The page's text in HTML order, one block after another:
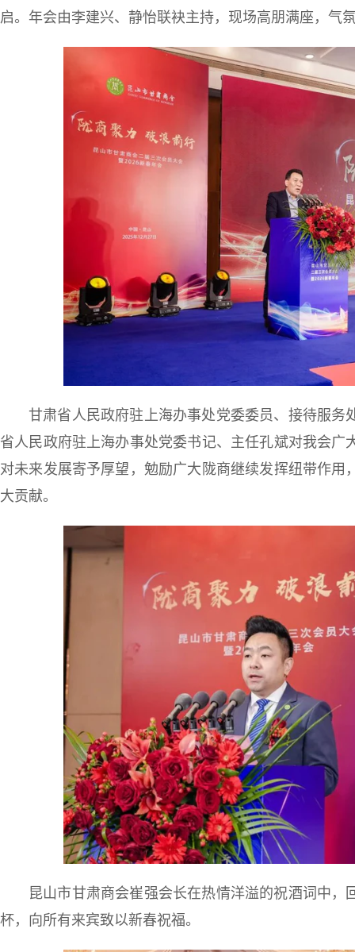
启。年会由李建兴、静怡联袂主持，现场高朋满座，气
甘肃省人民政府驻上海办事处党委委员、接待服
省人民政府驻上海办事处党委书记、主任孔斌对我会
对未来发展寄予厚望，勉励广大陇商继续发挥纽带作
大贡献。
昆山市甘肃商会崔强会长在热情洋溢的祝酒词中
杯，向所有来宾致以新春祝福。